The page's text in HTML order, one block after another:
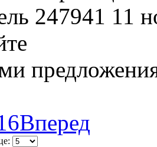
247941 11
Вперед